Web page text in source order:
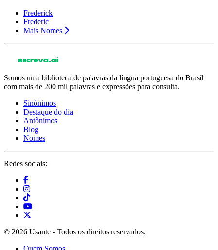
Frederick
Frederic
Mais Nomes
Somos uma biblioteca de palavras da língua portuguesa do Brasil
com mais de 200 mil palavras e expressões para consulta.
Sinônimos
Destaque do dia
Antônimos
Blog
Nomes
Redes sociais:
© 2026 Usante - Todos os direitos reservados.
Quem Somos